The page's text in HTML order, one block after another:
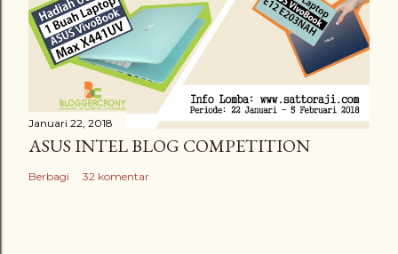
Januari 22, 2018
ASUS INTEL BLOG COMPETITION
Berbagi 32 komentar